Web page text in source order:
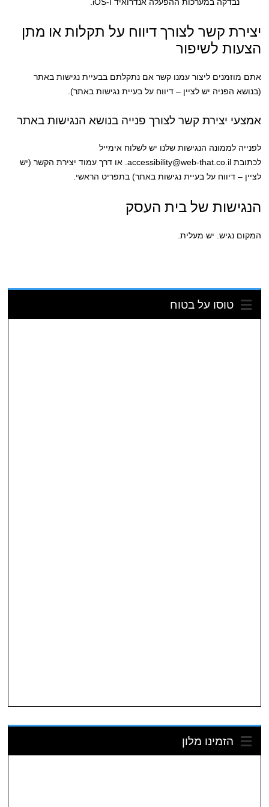
יצירת קשר לצורך דיווח על תקלות או מתן
הצעות לשיפור
אתם מוזמנים ליצור עמנו קשר אם נתקלתם בבעיית נגישות באתר
(בנושא הפניה יש לציין – דיווח על בעיית נגישות באתר).
אמצעי יצירת קשר לצורך פנייה בנושא הנגישות באתר
לפנייה לממונה הנגישות שלנו יש לשלוח אימייל
לכתובת accessibility@web-that.co.il. או דרך עמוד יצירת הקשר (יש
לציין – דיווח על בעיית נגישות באתר) בתפריט הראשי.
הנגישות של בית העסק
המקום נגיש. יש מעלית.
טוסו על בטוח
הזמינו מלון